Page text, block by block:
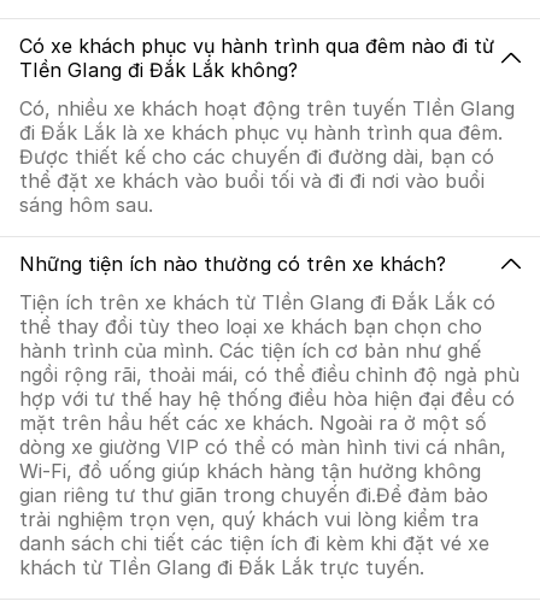
Có xe khách phục vụ hành trình qua đêm nào đi từ
TIền GIang đi Đắk Lắk không?
Có, nhiều xe khách hoạt động trên tuyến TIền GIang
đi Đắk Lắk là xe khách phục vụ hành trình qua đêm.
Được thiết kế cho các chuyến đi đường dài, bạn có
thể đặt xe khách vào buổi tối và đi đi nơi vào buổi
sáng hôm sau.
Những tiện ích nào thường có trên xe khách?
Tiện ích trên xe khách từ TIền GIang đi Đắk Lắk có
thể thay đổi tùy theo loại xe khách bạn chọn cho
hành trình của mình. Các tiện ích cơ bản như ghế
ngồi rộng rãi, thoải mái, có thể điều chỉnh độ ngả phù
hợp với tư thế hay hệ thống điều hòa hiện đại đều có
mặt trên hầu hết các xe khách. Ngoài ra ở một số
dòng xe giường VIP có thể có màn hình tivi cá nhân,
Wi-Fi, đồ uống giúp khách hàng tận hưởng không
gian riêng tư thư giãn trong chuyến đi.Để đảm bảo
trải nghiệm trọn vẹn, quý khách vui lòng kiểm tra
danh sách chi tiết các tiện ích đi kèm khi đặt vé xe
khách từ TIền GIang đi Đắk Lắk trực tuyến.